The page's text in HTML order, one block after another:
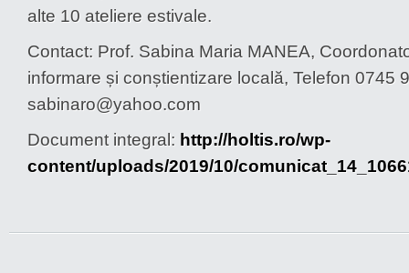
alte 10 ateliere estivale.
Contact: Prof. Sabina Maria MANEA,
informare și conștientizare locală, Telefon 0745
sabinaro@yahoo.com
Document integral: http://holtis.ro/wp-
content/uploads/2019/10/